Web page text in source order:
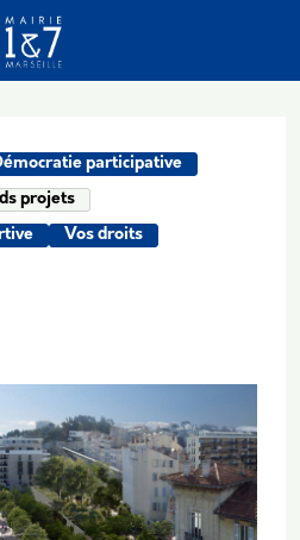
participative
projets
Vos droits